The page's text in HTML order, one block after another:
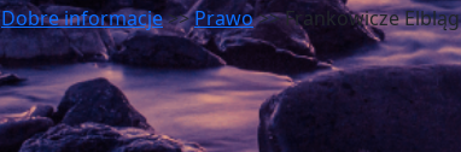
Dobre informacje>>Prawo>> Frankowicze Elbląg